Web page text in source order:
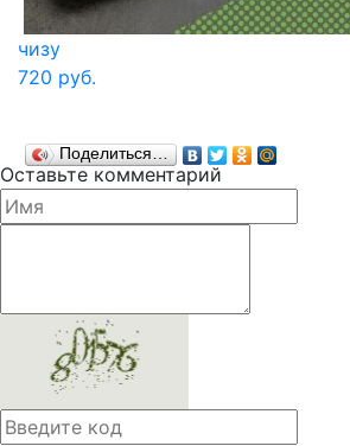
чизу
720 руб.
Поделиться…
Оставьте комментарий